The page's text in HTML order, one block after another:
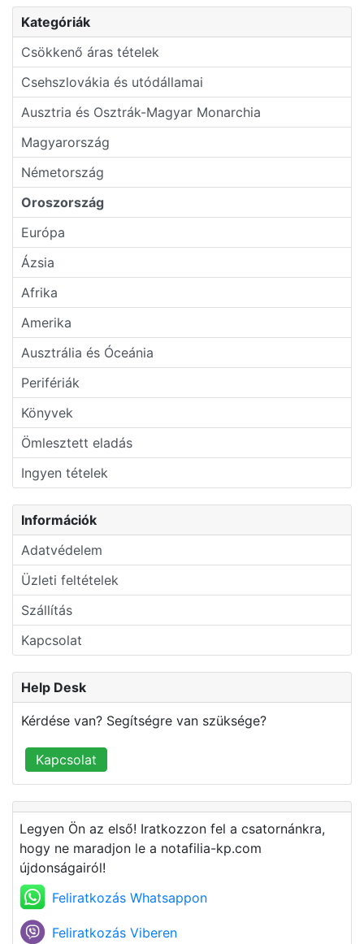
Kategóriák
Csökkenő áras tételek
Csehszlovákia és utódállamai
Ausztria és Osztrák-Magyar Monarchia
Magyarország
Németország
Oroszország
Európa
Ázsia
Afrika
Amerika
Ausztrália és Óceánia
Perifériák
Könyvek
Ömlesztett eladás
Ingyen tételek
Információk
Adatvédelem
Üzleti feltételek
Szállítás
Kapcsolat
Help Desk
Kérdése van? Segítségre van szüksége?
Kapcsolat
Legyen Ön az első! Iratkozzon fel a csatornánkra,
hogy ne maradjon le a notafilia-kp.com
újdonságairól!
Feliratkozás Whatsappon
Feliratkozás Viberen